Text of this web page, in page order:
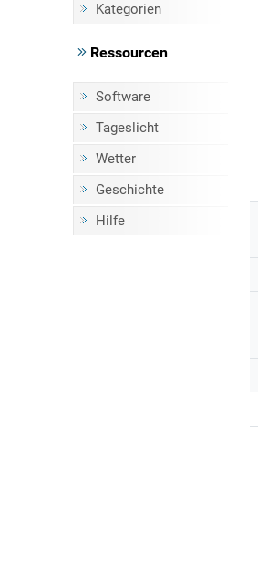
Kategorien
Ressourcen
Software
Tageslicht
Wetter
Geschichte
Hilfe